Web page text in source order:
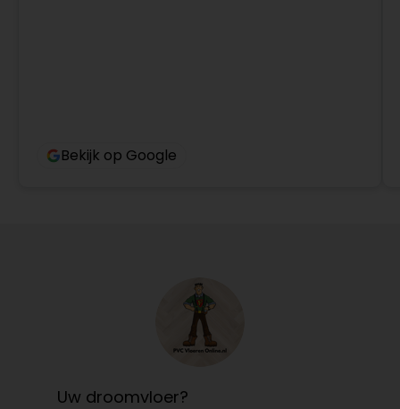
Bekijk op Google
Uw droomvloer?